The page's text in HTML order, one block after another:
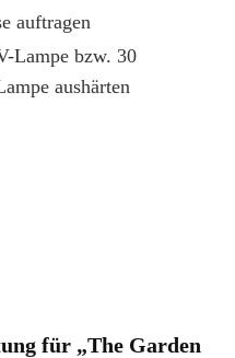
auftragen
Lampe bzw. 30
aushärten
für „The Garden